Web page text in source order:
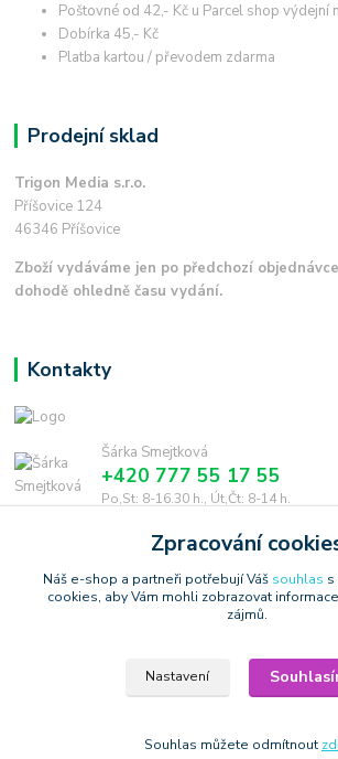
Poštovné od 42,- Kč u Parcel shop výdejní
Dobírka 45,- Kč
Platba kartou / převodem zdarma
Prodejní sklad
Trigon Media s.r.o.
Příšovice 124
46346 Příšovice
Zboží vydáváme jen po předchozí
dohodě ohledně času vydání.
Kontakty
Šárka Smejtková
+420 777 55 17 55
Po,St: 8-16.30 h., Út,Čt: 8-14 h.
smejtkova@trigonmedia.cz
Copyright © 2006-2025 TrigonShop.cz - bez
Vytvořeno na
Eshop-
Zpracování
Náš e-shop a partneři potřebují Váš souhlas s
cookies, aby Vám mohli zobrazovat
zájmů.
Nastavení
Souhlas můžete odmítnout